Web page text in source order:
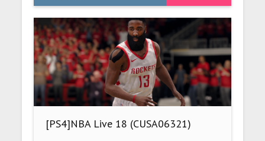
[PS4]NBA Live 18 (CUSA06321)
[1.11]